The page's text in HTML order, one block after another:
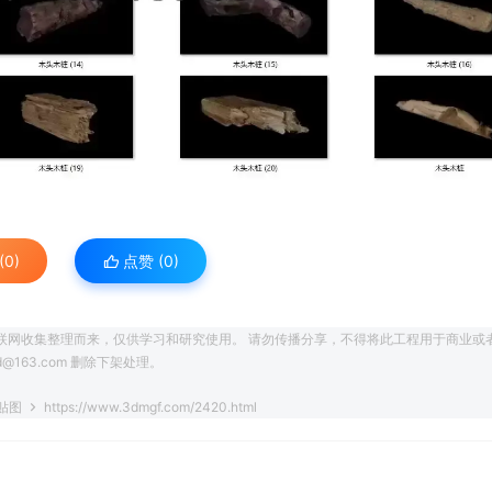
点赞 (0)
收集整理而来，仅供学习和研究使用。 请勿传播分享，不得将此工程用于商业或
删除下架处理。
图 https://www.3dmgf.com/2420.html